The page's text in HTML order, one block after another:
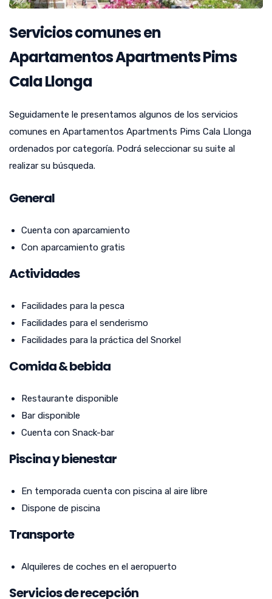
Servicios comunes en
Apartamentos Apartments Pims
Cala Llonga
Seguidamente le presentamos algunos de los servicios
comunes en Apartamentos Apartments Pims Cala Llonga
ordenados por categoría. Podrá seleccionar su suite al
realizar su búsqueda.
General
Cuenta con aparcamiento
Con aparcamiento gratis
Actividades
Facilidades para la pesca
Facilidades para el senderismo
Facilidades para la práctica del Snorkel
Comida & bebida
Restaurante disponible
Bar disponible
Cuenta con Snack-bar
Piscina y bienestar
En temporada cuenta con piscina al aire libre
Dispone de piscina
Transporte
Alquileres de coches en el aeropuerto
Servicios de recepción